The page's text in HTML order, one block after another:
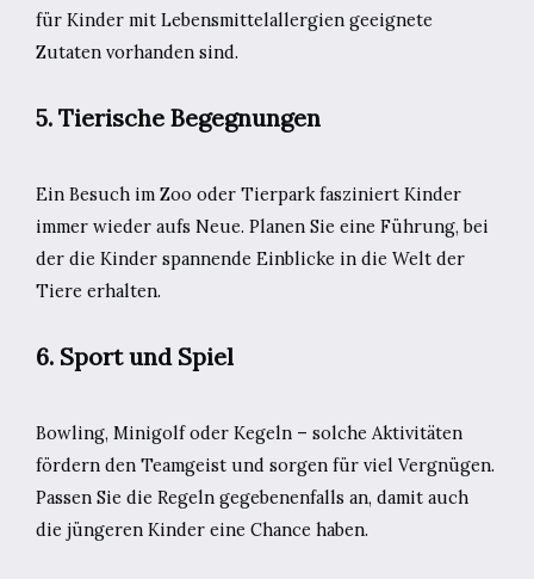
für Kinder mit Lebensmittelallergien geeignete
Zutaten vorhanden sind.
5. Tierische Begegnungen
Ein Besuch im Zoo oder Tierpark fasziniert Kinder
immer wieder aufs Neue. Planen Sie eine Führung, bei
der die Kinder spannende Einblicke in die Welt der
Tiere erhalten.
6. Sport und Spiel
Bowling, Minigolf oder Kegeln – solche Aktivitäten
fördern den Teamgeist und sorgen für viel Vergnügen.
Passen Sie die Regeln gegebenenfalls an, damit auch
die jüngeren Kinder eine Chance haben.